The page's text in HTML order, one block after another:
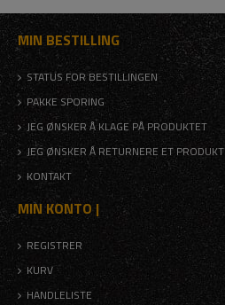
MIN BESTILLING
STATUS FOR BESTILLINGEN
PAKKE SPORING
JEG ØNSKER Å KLAGE PÅ PRODUKTET
JEG ØNSKER Å RETURNERE ET PRODUKT
KONTAKT
MIN KONTO |
REGISTRER
KURV
HANDLELISTE